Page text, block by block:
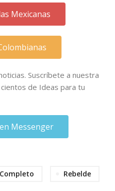
Mexicanas
Suscríbete a nuestra
de Ideas para tu
Messenger
Rebelde